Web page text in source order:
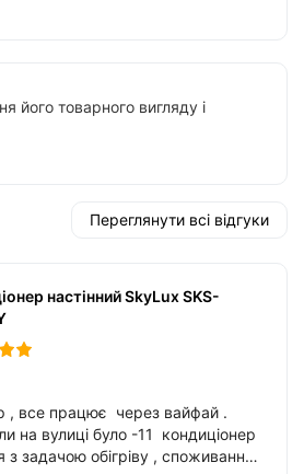
його товарного вигляду і
Переглянути всі відгуки
настінний SkyLux SKS-
, все працює через вайфай .
на вулиці було -11 кондиціонер
з задачою обігріву , споживання